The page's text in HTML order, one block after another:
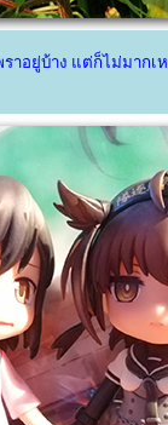
าอยู่บ้าง แต่ก็ไม่มากเ